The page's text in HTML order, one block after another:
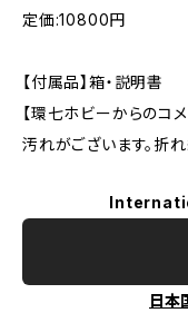
定価:10800円
【付属品】箱・説明書
【環七ホビーからのコ
汚れがございます。折
日本